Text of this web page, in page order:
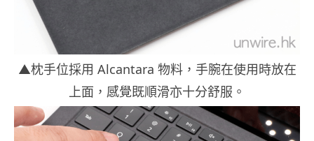
▲枕手位採用 Alcantara 物料，手腕在使用時放在
上面，感覺既順滑亦十分舒服。